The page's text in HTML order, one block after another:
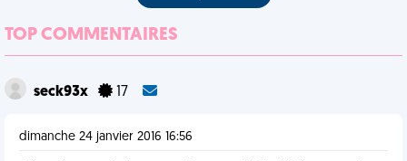
TOP COMMENTAIRES
seck93x 17
dimanche 24 janvier 2016 16:56